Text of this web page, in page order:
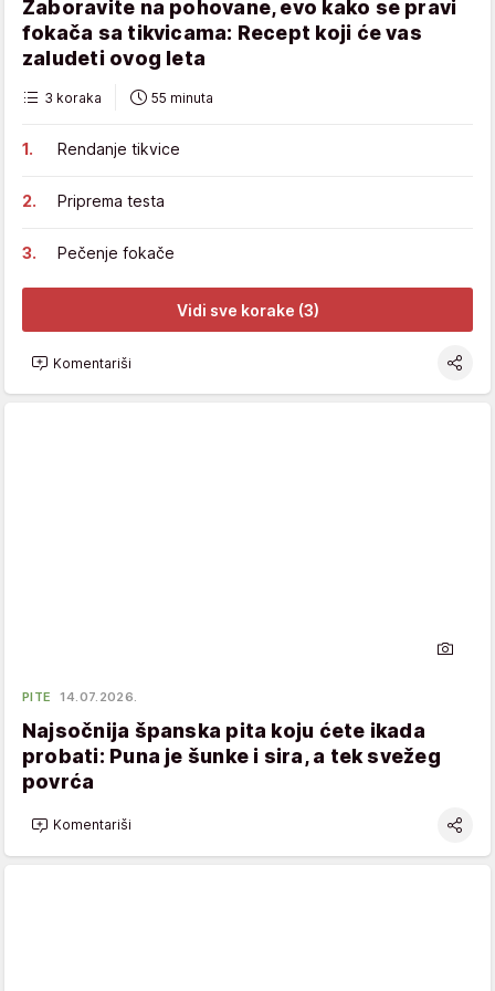
Zaboravite na pohovane, evo kako se pravi
fokača sa tikvicama: Recept koji će vas
zaludeti ovog leta
3 koraka 55 minuta
Rendanje tikvice
Priprema testa
Pečenje fokače
Vidi sve korake (3)
Komentariši
PITE 14.07.2026.
Najsočnija španska pita koju ćete ikada
probati: Puna je šunke i sira, a tek svežeg
povrća
Komentariši